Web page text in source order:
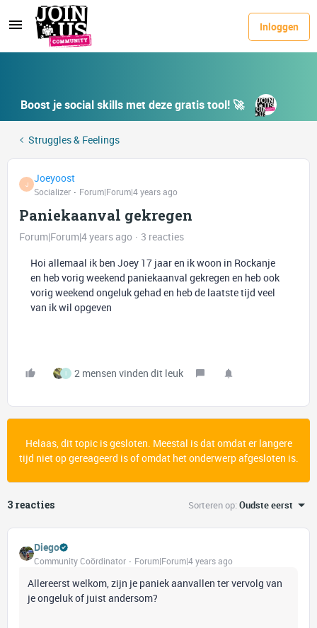
Inloggen
Boost je social skills met deze gratis tool! 🚀
Struggles & Feelings
J Joeyoost
Socializer Forum|Forum|4 years ago
Paniekaanval gekregen
Forum|Forum|4 years ago
3 reacties
Hoi allemaal ik ben Joey 17 jaar en ik woon in Rockanje
en heb vorig weekend paniekaanval gekregen en heb ook
vorig weekend ongeluk gehad en heb de laatste tijd veel
van ik wil opgeven
I 2 mensen vinden dit leuk
Helaas, dit topic is gesloten. Meestal is dat omdat er langere
tijd niet op gereageerd is of omdat het onderwerp afgesloten is.
3 reacties Sorteren op:Oudste eerst
Diego
Community Coördinator Forum|Forum|4 years ago
Allereerst welkom, zijn je paniek aanvallen ter vervolg van
je ongeluk of juist andersom?